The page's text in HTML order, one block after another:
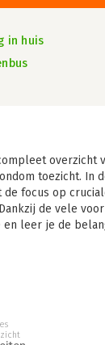
in huis
overzicht
toezicht. In
focus op
de vele
en leer je de
zijn hoog, maar